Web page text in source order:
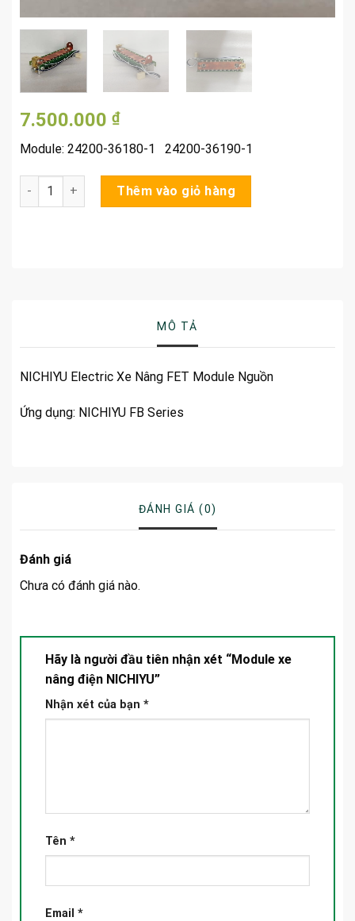
7.500.000 ₫
Module: 24200-36180-1 24200-36190-1
Module xe nâng điện NICHIYU số lượng
Thêm vào giỏ hàng
MÔ TẢ
NICHIYU Electric Xe Nâng FET Module Nguồn
Ứng dụng: NICHIYU FB Series
ĐÁNH GIÁ (0)
Đánh giá
Chưa có đánh giá nào.
Hãy là người đầu tiên nhận xét “Module xe
nâng điện NICHIYU”
Nhận xét của bạn *
Tên *
Email *